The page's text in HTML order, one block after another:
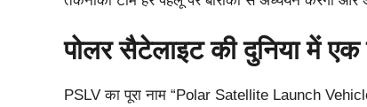
पोलर सैटेलाइट की दुनिया में एक
PSLV का पूरा नाम “Polar Satellite Launch